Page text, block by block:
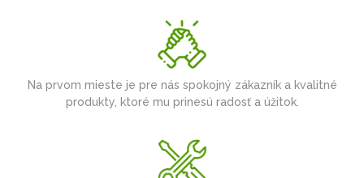
Na prvom mieste je pre nás spokojný zákazník a kvalitné
produkty, ktoré mu prinesú radosť a úžitok.